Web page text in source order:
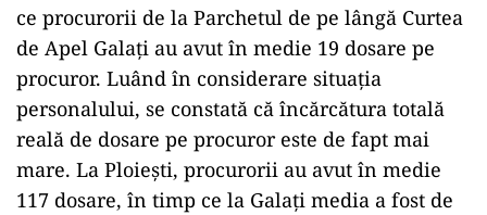
ce procurorii de la Parchetul de pe lângă Curtea
de Apel Galați au avut în medie 19 dosare pe
procuror. Luând în considerare situația
personalului, se constată că încărcătura totală
reală de dosare pe procuror este de fapt mai
mare. La Ploiești, procurorii au avut în medie
117 dosare, în timp ce la Galați media a fost de